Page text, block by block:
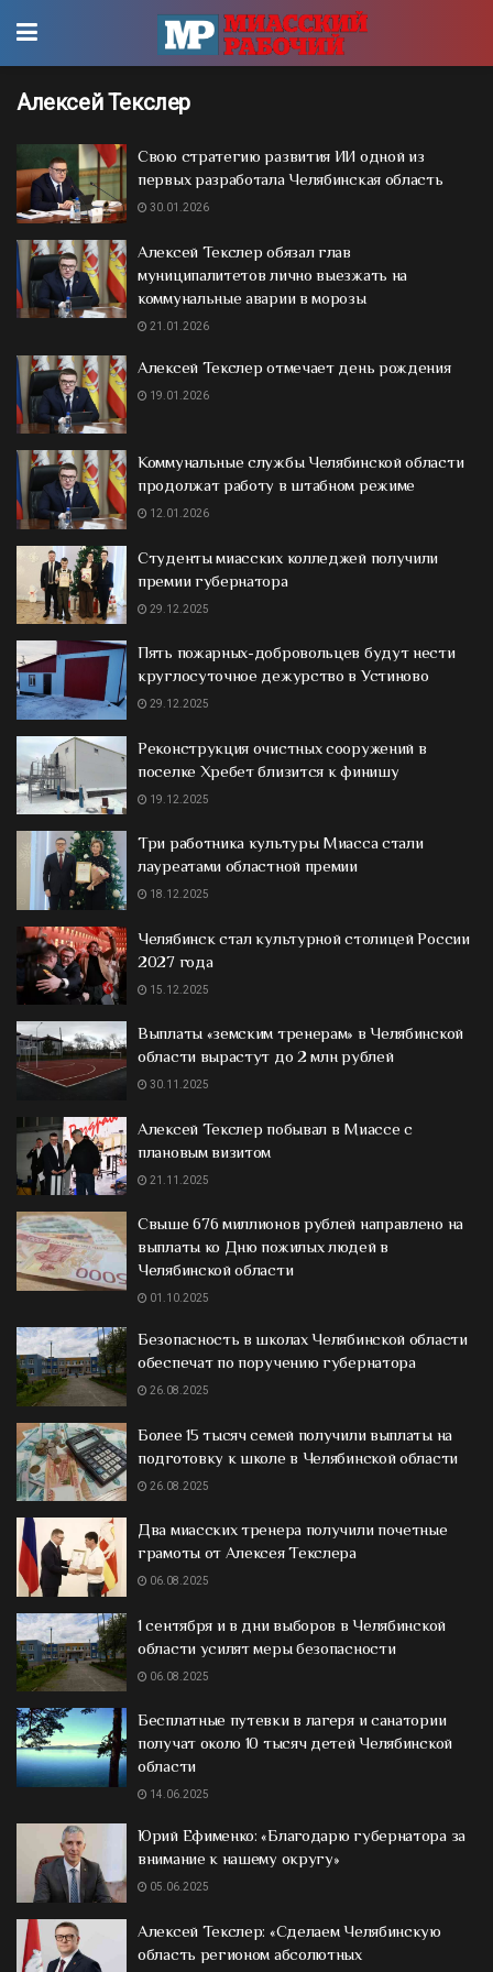
Алексей Текслер
Свою стратегию развития ИИ одной из
первых разработала Челябинская область
30.01.2026
Алексей Текслер обязал глав
муниципалитетов лично выезжать на
коммунальные аварии в морозы
21.01.2026
Алексей Текслер отмечает день рождения
19.01.2026
Коммунальные службы Челябинской области
продолжат работу в штабном режиме
12.01.2026
Студенты миасских колледжей получили
премии губернатора
29.12.2025
Пять пожарных-добровольцев будут нести
круглосуточное дежурство в Устиново
29.12.2025
Реконструкция очистных сооружений в
поселке Хребет близится к финишу
19.12.2025
Три работника культуры Миасса стали
лауреатами областной премии
18.12.2025
Челябинск стал культурной столицей России
2027 года
15.12.2025
Выплаты «земским тренерам» в Челябинской
области вырастут до 2 млн рублей
30.11.2025
Алексей Текслер побывал в Миассе с
плановым визитом
21.11.2025
Свыше 676 миллионов рублей направлено на
выплаты ко Дню пожилых людей в
Челябинской области
01.10.2025
Безопасность в школах Челябинской области
обеспечат по поручению губернатора
26.08.2025
Более 15 тысяч семей получили выплаты на
подготовку к школе в Челябинской области
26.08.2025
Два миасских тренера получили почетные
грамоты от Алексея Текслера
06.08.2025
1 сентября и в дни выборов в Челябинской
области усилят меры безопасности
06.08.2025
Бесплатные путевки в лагеря и санатории
получат около 10 тысяч детей Челябинской
области
14.06.2025
Юрий Ефименко: «Благодарю губернатора за
внимание к нашему округу»
05.06.2025
Алексей Текслер: «Сделаем Челябинскую
область регионом абсолютных